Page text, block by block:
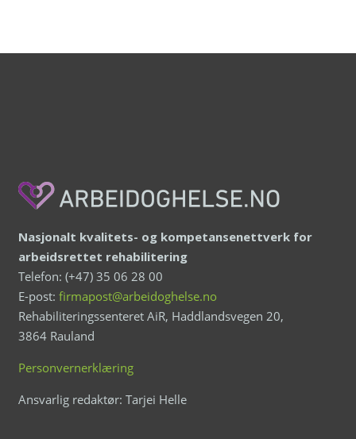
Nasjonalt kvalitets- og kompetansenettverk for
arbeidsrettet rehabilitering
Telefon: (+47) 35 06 28 00
E-post: firmapost@arbeidoghelse.no
Rehabiliteringssenteret AiR, Haddlandsvegen 20,
3864 Rauland
Personvernerklæring
Ansvarlig redaktør: Tarjei Helle